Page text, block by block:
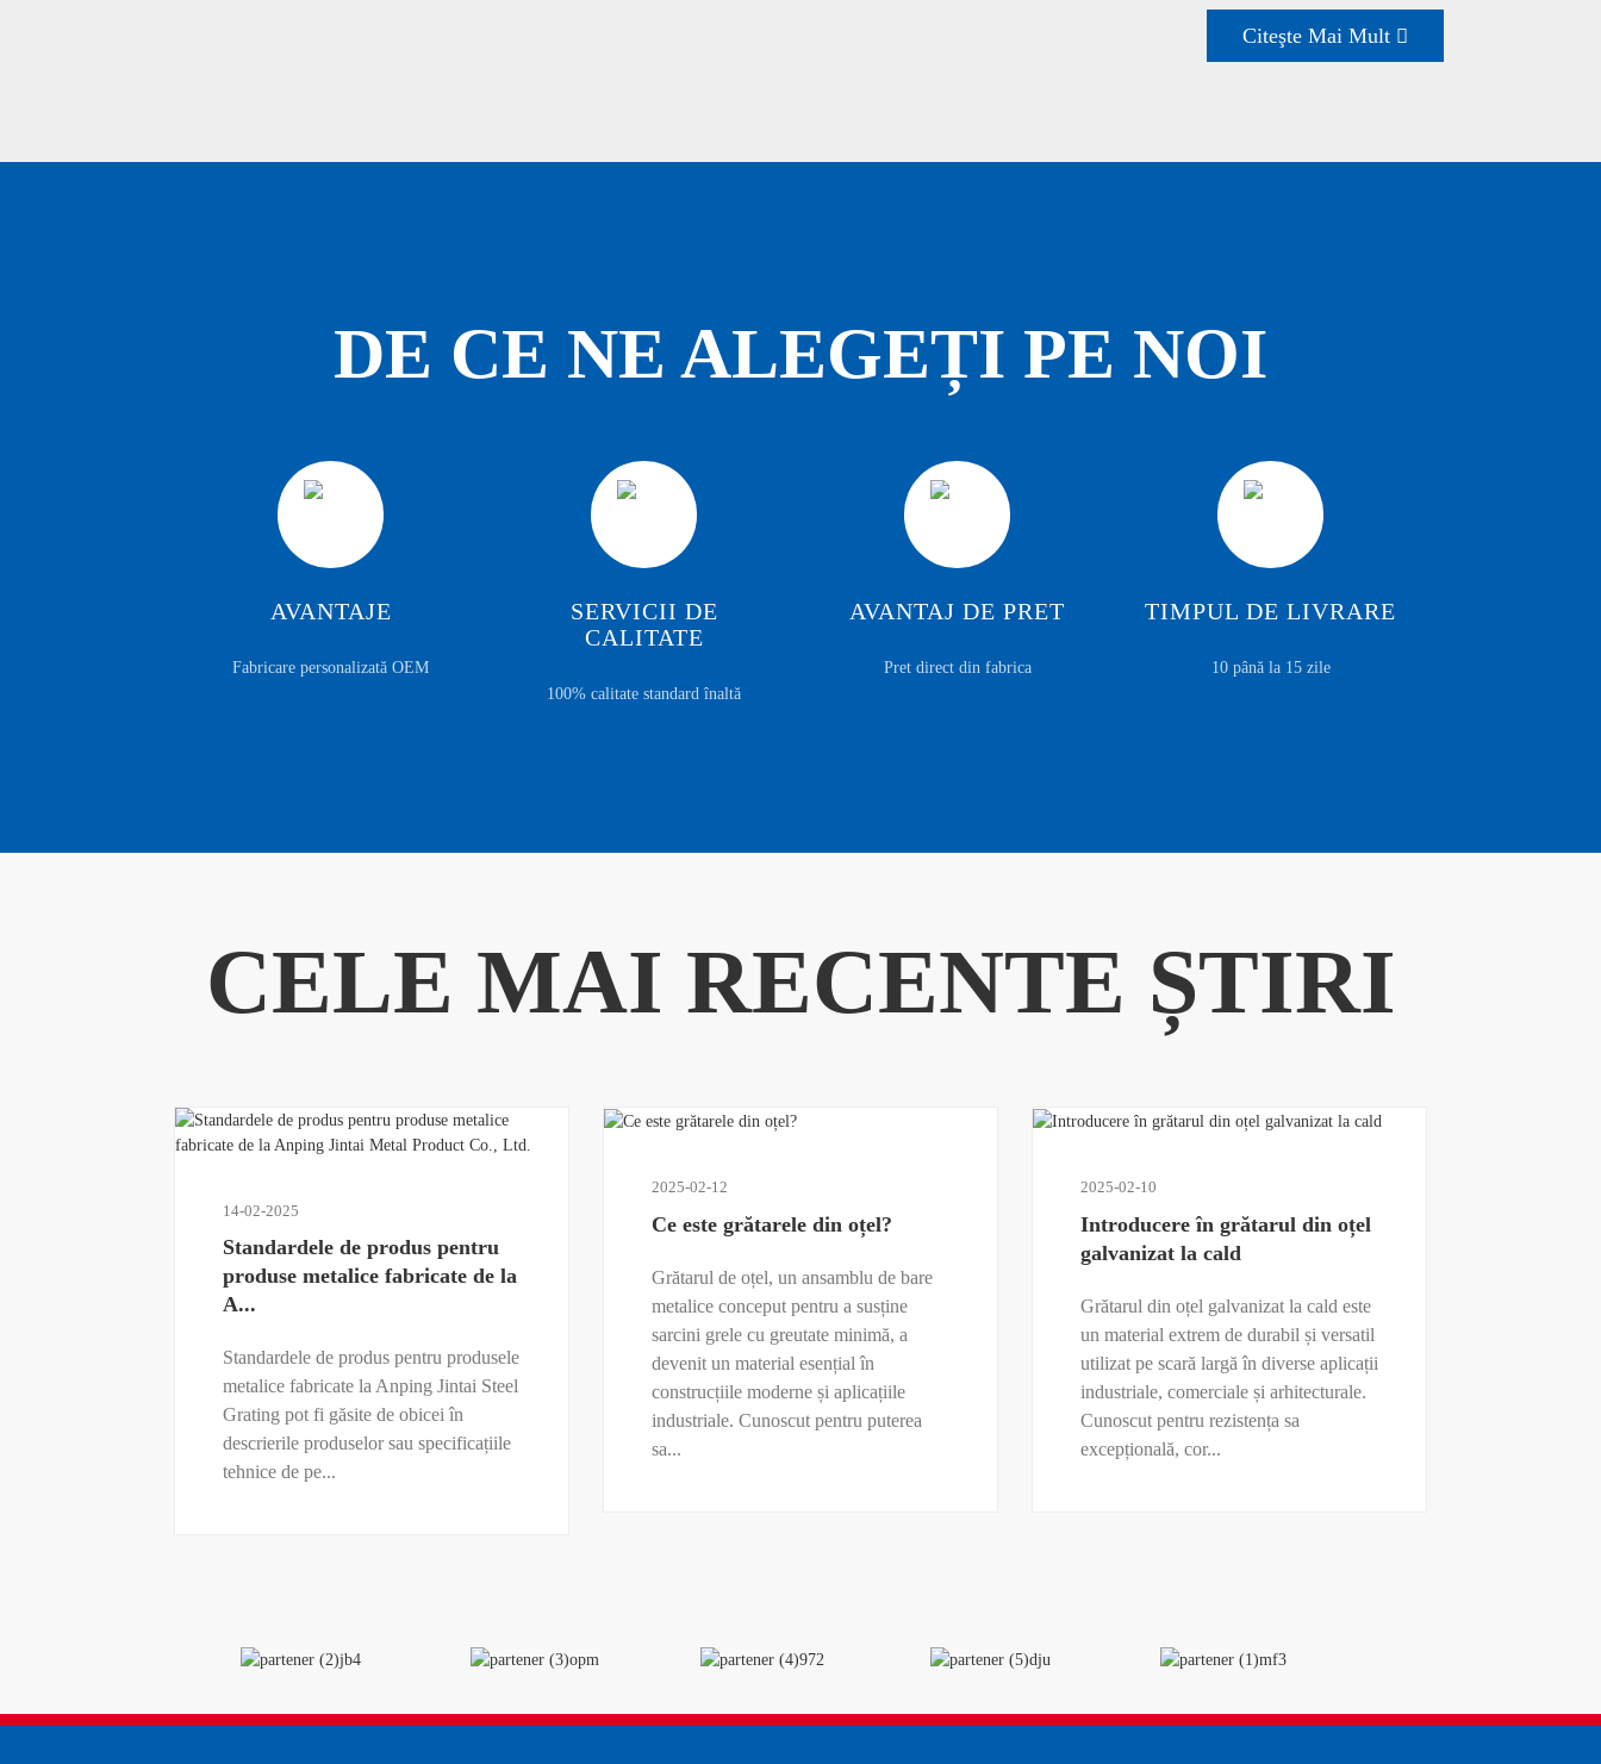
Citeşte Mai Mult
DE CE NE ALEGEȚI PE NOI
AVANTAJE
Fabricare personalizată OEM
SERVICII DE
CALITATE
100% calitate standard înaltă
AVANTAJ DE PRET
Pret direct din fabrica
TIMPUL DE LIVRARE
10 până la 15 zile
CELE MAI RECENTE ȘTIRI
14-02-2025
Standardele de produs pentru
produse metalice fabricate de la
A...
Standardele de produs pentru produsele
metalice fabricate la Anping Jintai Steel
Grating pot fi găsite de obicei în
descrierile produselor sau specificațiile
tehnice de pe...
2025-02-12
Ce este grătarele din oțel?
Grătarul de oțel, un ansamblu de bare
metalice conceput pentru a susține
sarcini grele cu greutate minimă, a
devenit un material esențial în
construcțiile moderne și aplicațiile
industriale. Cunoscut pentru puterea
sa...
2025-02-10
Introducere în grătarul din oțel
galvanizat la cald
Grătarul din oțel galvanizat la cald este
un material extrem de durabil și versatil
utilizat pe scară largă în diverse aplicații
industriale, comerciale și arhitecturale.
Cunoscut pentru rezistența sa
excepțională, cor...